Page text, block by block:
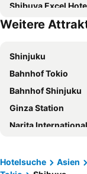
Shibuya Excel
The Royal Park Hotel Iconic
Shinjuku
Mitsui Garden Hotel Jingugaien
Hotel Century
Hotel Sunroute Plaza
Park Hotel Tokyo
Hotel Metropolitan Tokyo
Weitere
Shinjuku
Bahnhof Tokio
Bahnhof Shinjuku
Ginza Station
Narita
Shimbashi Metro
Hotelsuche Asien